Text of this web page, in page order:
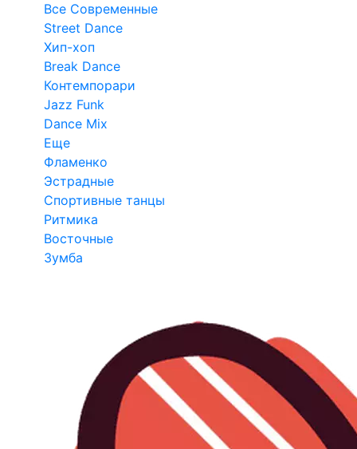
Все Современные
Street Dance
Хип-хоп
Break Dance
Контемпорари
Jazz Funk
Dance Mix
Еще
Фламенко
Эстрадные
Спортивные танцы
Ритмика
Восточные
Зумба